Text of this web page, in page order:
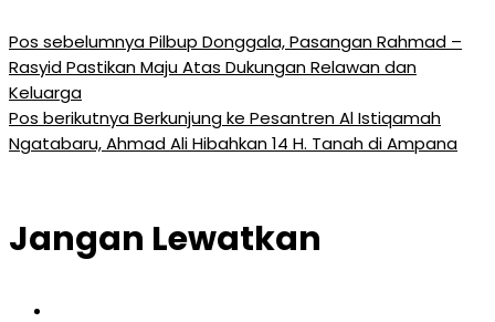
Pos sebelumnyaPilbup Donggala, Pasangan Rahmad –
Rasyid Pastikan Maju Atas Dukungan Relawan dan
Keluarga
Pos berikutnyaBerkunjung ke Pesantren Al Istiqamah
Ngatabaru, Ahmad Ali Hibahkan 14 H. Tanah di Ampana
Jangan Lewatkan